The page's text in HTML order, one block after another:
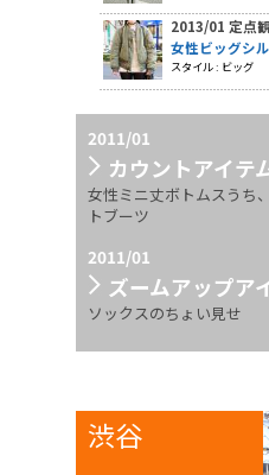
2013/01 定点
女性ビッグシ
スタイル : ビッグ
2011/01
カウントアイテ
女性ミニ丈ボトムスうち
トブーツ
2011/01
ズームアップア
ソックスのちょい見せ
渋谷